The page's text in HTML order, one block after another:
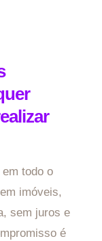
todo o
imóveis,
sem juros e
é